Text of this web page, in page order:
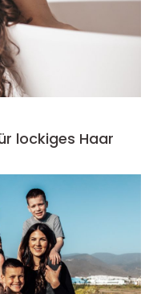
lockiges Haar